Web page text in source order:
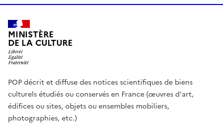
MINISTÈRE
DE LA CULTURE
POP décrit et diffuse des notices scientifiques de biens
culturels étudiés ou conservés en France (œuvres d'art,
édifices ou sites, objets ou ensembles mobiliers,
photographies, etc.)